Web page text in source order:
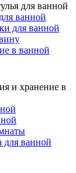
для ванной
ванной
для ванной
в ванной
и хранение в
для ванной